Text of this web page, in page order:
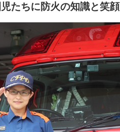
たちに防火の知識と笑顔